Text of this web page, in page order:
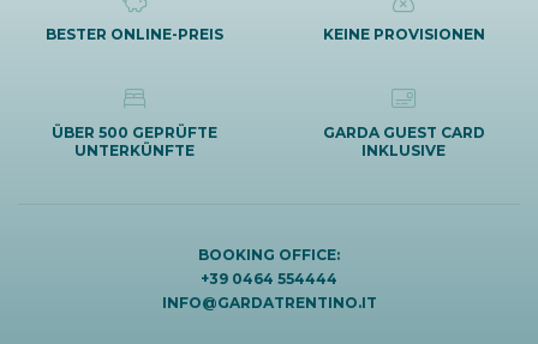
BESTER ONLINE-PREIS KEINE PROVISIONEN
ÜBER 500 GEPRÜFTE
UNTERKÜNFTE
GARDA GUEST CARD
INKLUSIVE
BOOKING OFFICE:
+39 0464 554444
INFO@GARDATRENTINO.IT